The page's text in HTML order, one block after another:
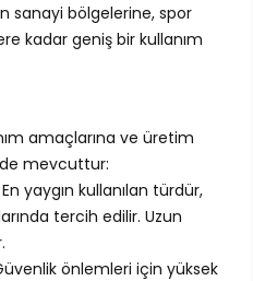
sanayi bölgelerine, spor
kadar geniş bir kullanım
amaçlarına ve üretim
mevcuttur:
yaygın kullanılan türdür,
tercih edilir. Uzun
önlemleri için yüksek